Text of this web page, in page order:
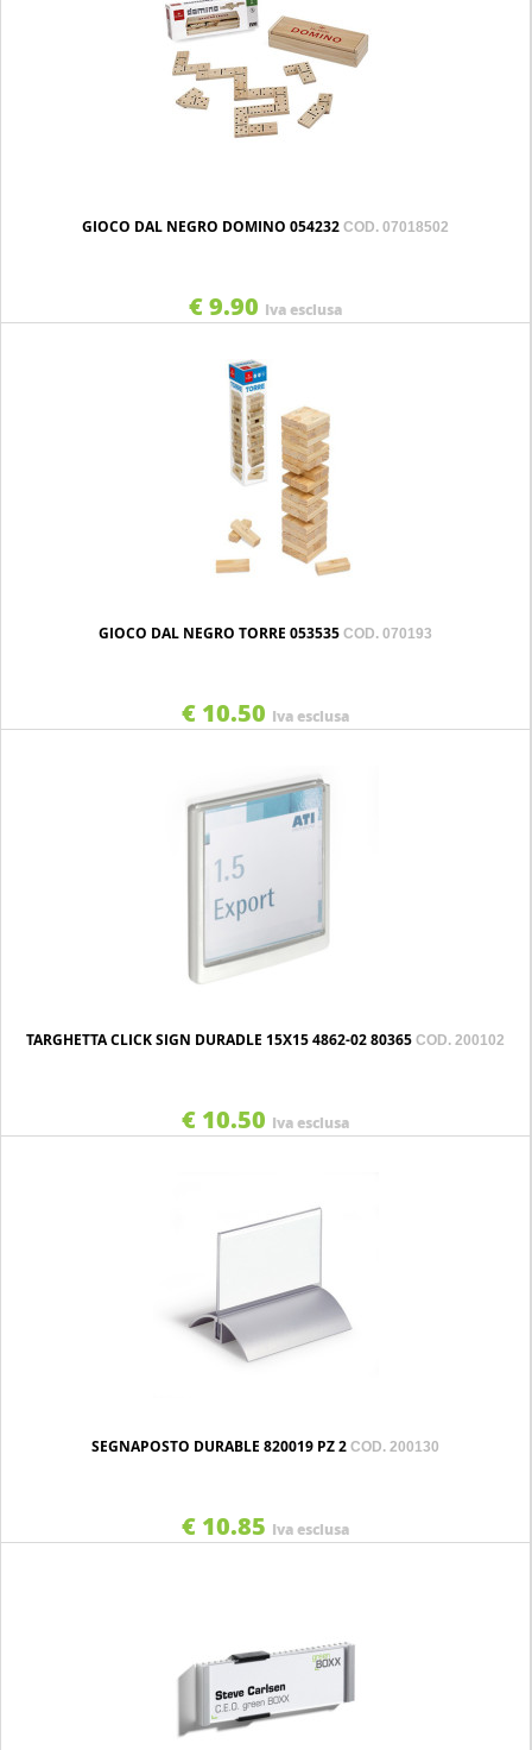
GIOCO DAL NEGRO DOMINO 054232 COD. 07018502
€ 9.90 Iva esclusa
GIOCO DAL NEGRO TORRE 053535 COD. 070193
€ 10.50 Iva esclusa
TARGHETTA CLICK SIGN DURADLE 15X15 4862-02 80365 COD. 200102
€ 10.50 Iva esclusa
SEGNAPOSTO DURABLE 820019 PZ 2 COD. 200130
€ 10.85 Iva esclusa